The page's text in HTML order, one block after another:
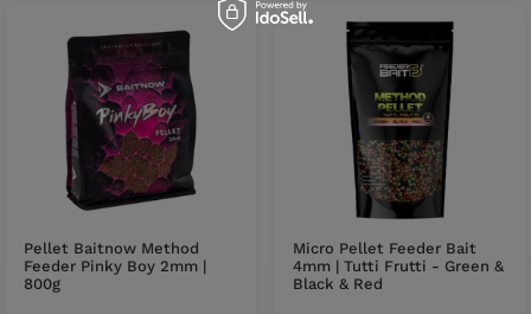
Pellet Baitnow Method
Feeder Pinky Boy 2mm |
800g
Micro Pellet Feeder Bait
4mm | Tutti Frutti - Green &
Black & Red